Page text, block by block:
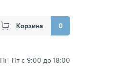
Корзина 0
Пн-Пт с 9:00 до 18:00